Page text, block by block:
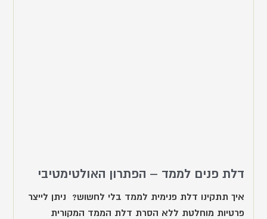
דלת פנים לממד – הפתרון האולטימטיבי
איך תתקינו דלת פנימית לממד בלי לחשוש? ניתן לייצר
פרטיות מוחלטת ללא הסרת דלת הממד המקורית